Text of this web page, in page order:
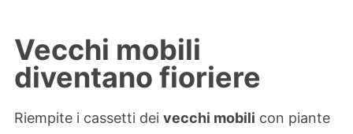
Vecchi mobili
diventano fioriere
Riempite i cassetti dei vecchi mobili con piante